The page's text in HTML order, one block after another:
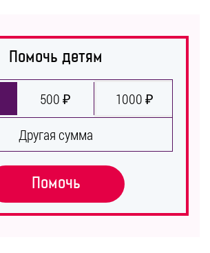
Помочь детям
500 ₽
1000 ₽
Другая сумма
Помочь